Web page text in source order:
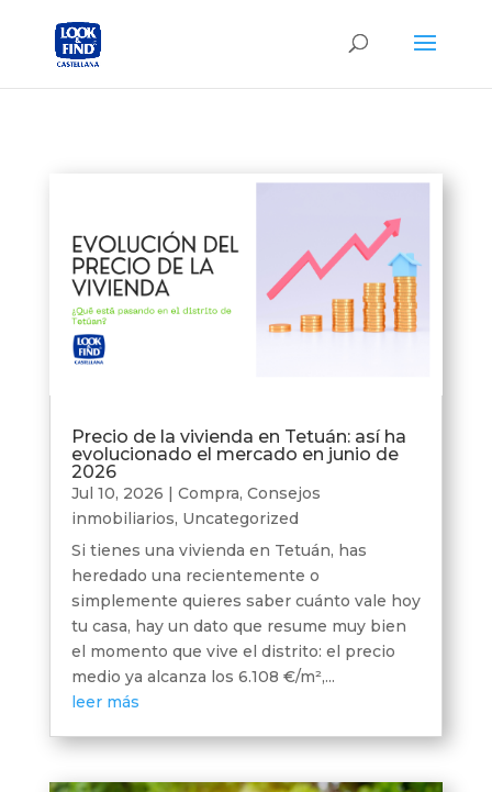
Precio de la vivienda en Tetuán: así ha
evolucionado el mercado en junio de
2026
Jul 10, 2026 | Compra, Consejos
inmobiliarios, Uncategorized
Si tienes una vivienda en Tetuán, has
heredado una recientemente o
simplemente quieres saber cuánto vale hoy
tu casa, hay un dato que resume muy bien
el momento que vive el distrito: el precio
medio ya alcanza los 6.108 €/m²,...
leer más